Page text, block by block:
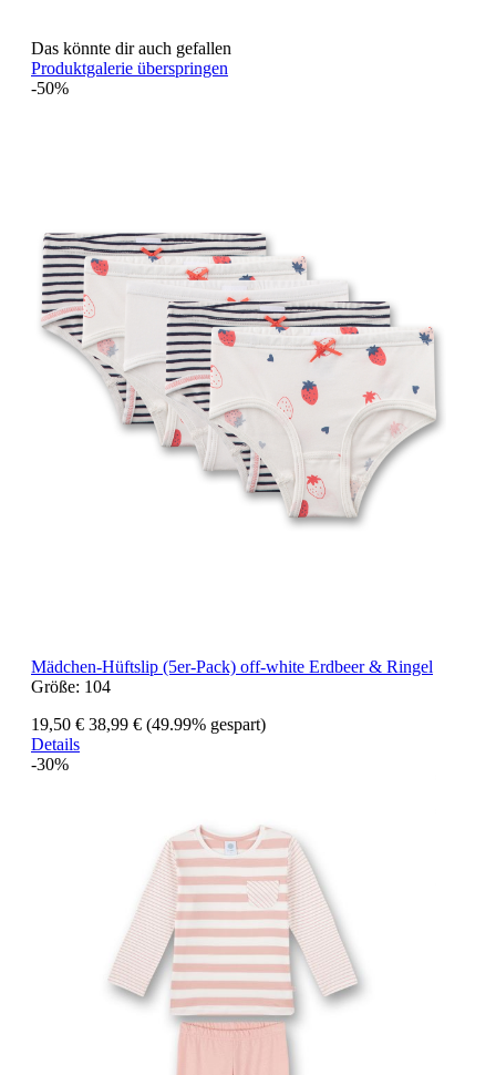
Das könnte dir auch gefallen
Produktgalerie überspringen
-50%
Mädchen-Hüftslip (5er-Pack) off-white Erdbeer & Ringel
Größe: 104
19,50 € 38,99 € (49.99% gespart)
Details
-30%